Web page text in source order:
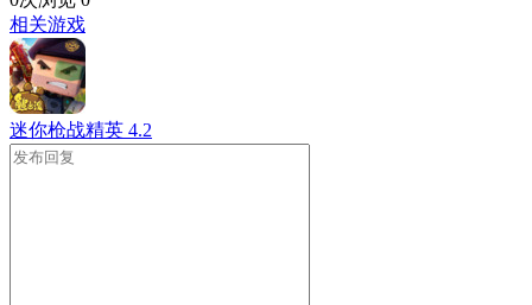
相关游戏
迷你枪战精英 4.2